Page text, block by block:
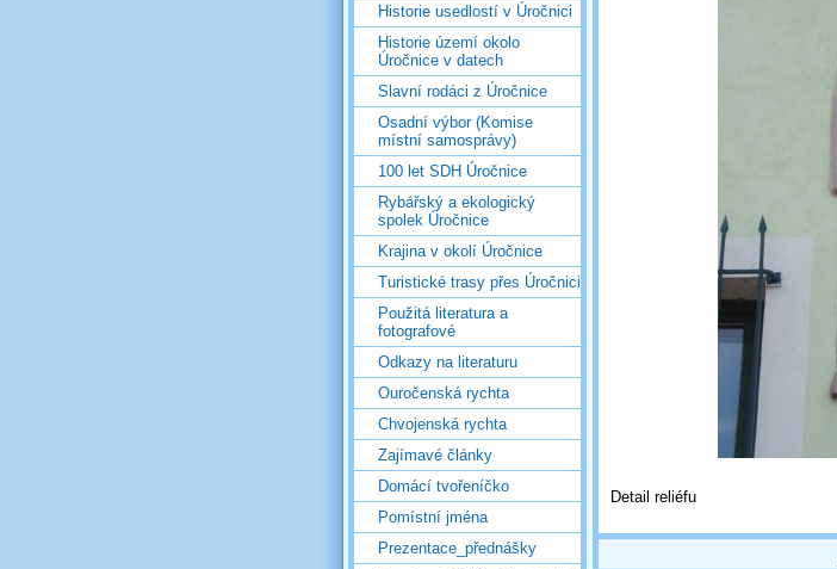
Detail reliéfu
Historie usedlostí v Úročnici
Historie území okolo
Úročnice v datech
Slavní rodáci z Úročnice
Osadní výbor (Komise
místní samosprávy)
100 let SDH Úročnice
Rybářský a ekologický
spolek Úročnice
Krajina v okolí Úročnice
Turistické trasy přes Úročnici
Použitá literatura a
fotografové
Odkazy na literaturu
Ouročenská rychta
Chvojenská rychta
Zajímavé články
Domácí tvořeníčko
Pomístní jména
Prezentace_přednášky